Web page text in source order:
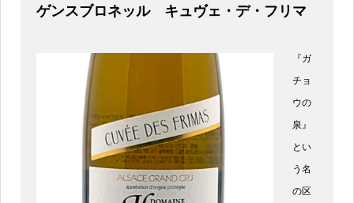
ゲンスブロネッル キュヴェ・デ・フリマ
『ガ
チョ
ウの
泉』
とい
う名
の区